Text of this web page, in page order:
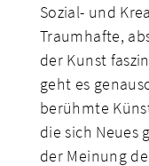
Sozial- und
Traumhafte,
der Kunst
geht es
berühmte
die sich Neues
der Meinung